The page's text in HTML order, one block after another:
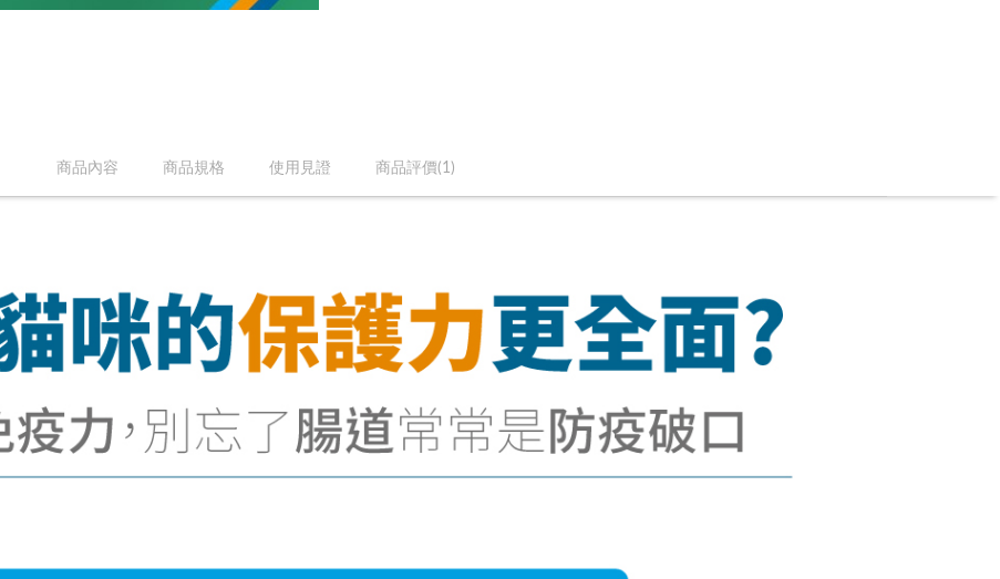
商品內容 商品規格 使用見證 商品評價(1)